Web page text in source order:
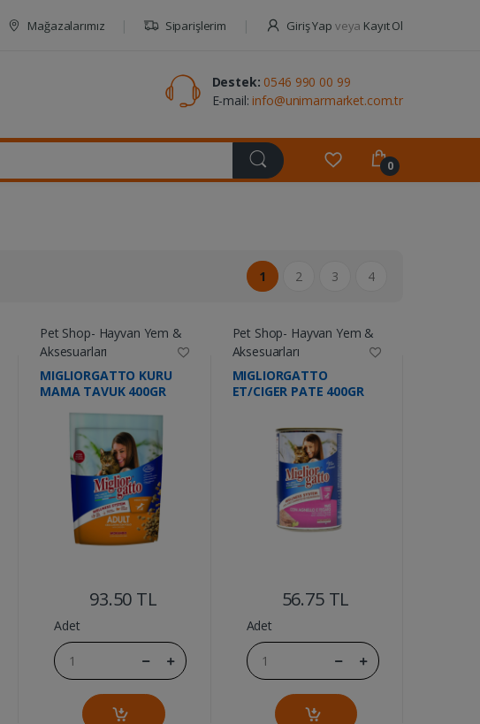
Mağazalarımız Siparişlerim Giriş Yap veya Kayıt Ol
Destek: 0546 990 00 99
E-mail: info@unimarmarket.com.tr
0
1 2 3 4
Pet Shop- Hayvan Yem &
Aksesuarları
MIGLIORGATTO KURU
MAMA TAVUK 400GR
93.50 TL
Adet
Pet Shop- Hayvan Yem &
Aksesuarları
MIGLIORGATTO
ET/CIGER PATE 400GR
56.75 TL
Adet